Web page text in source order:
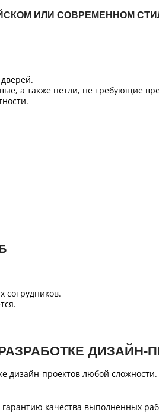
ИЛИ СОВРЕМЕННОМ
а также петли, не требующие
дизайн-проектов любой
качества выполненных